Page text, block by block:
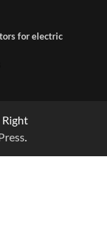
for electric
Right